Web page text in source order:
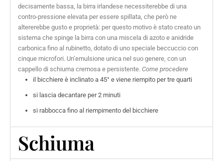
decisamente bassa, la birra irlandese necessiterebbe di una
contro-pressione elevata per essere spillata, che però ne
altererebbe gusto e proprietà: per questo motivo è stato creato un
sistema che spinge la birra con una miscela di azoto e anidride
carbonica fino al rubinetto, dotato di uno speciale beccuccio con
cinque microfori. Un’emulsione unica nel suo genere, con un
cappello di schiuma cremosa e persistente. Come procedere
il bicchiere è inclinato a 45° e viene riempito per tre quarti
si lascia decantare per 2 minuti
si rabbocca fino al riempimento del bicchiere
Schiuma